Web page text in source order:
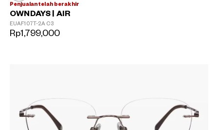
Penjualan telah berakhir
OWNDAYS | AIR
EUAF107T-2A C3
Rp1,799,000